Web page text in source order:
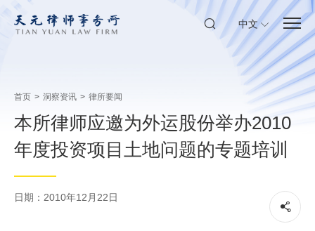
中文
首页 > 洞察资讯 > 律所要闻
本所律师应邀为外运股份举办2010
年度投资项目土地问题的专题培训
日期：2010年12月22日